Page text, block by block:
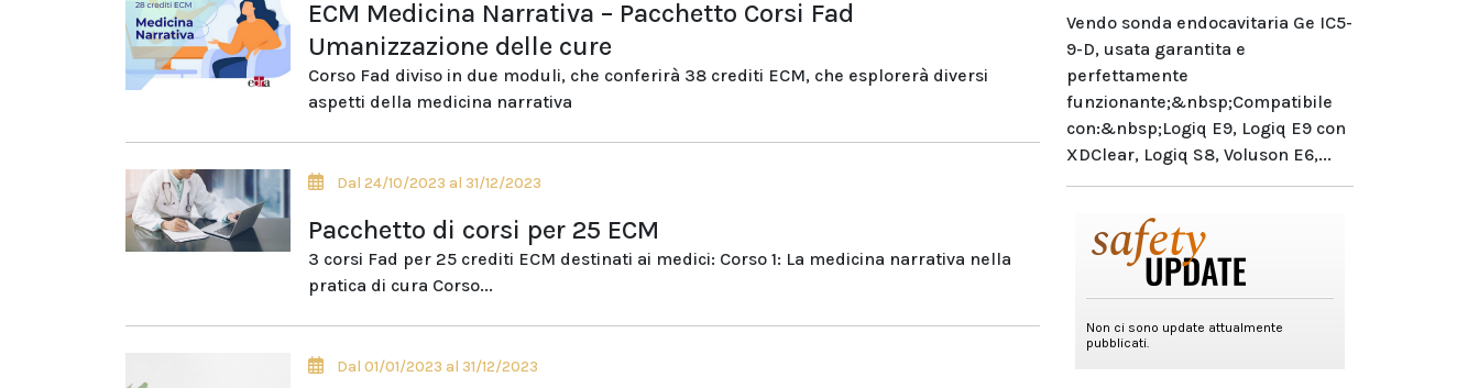
ECM Medicina Narrativa – Pacchetto Corsi Fad
Umanizzazione delle cure
Corso Fad diviso in due moduli, che conferirà 38 crediti ECM, che esplorerà diversi
aspetti della medicina narrativa
Dal 24/10/2023 al 31/12/2023
Pacchetto di corsi per 25 ECM
3 corsi Fad per 25 crediti ECM destinati ai medici: Corso 1: La medicina narrativa nella
pratica di cura Corso...
Dal 01/01/2023 al 31/12/2023
Vendo sonda endocavitaria Ge IC5-
9-D, usata garantita e
perfettamente
funzionante;&nbsp;Compatibile
con:&nbsp;Logiq E9, Logiq E9 con
XDClear, Logiq S8, Voluson E6,...